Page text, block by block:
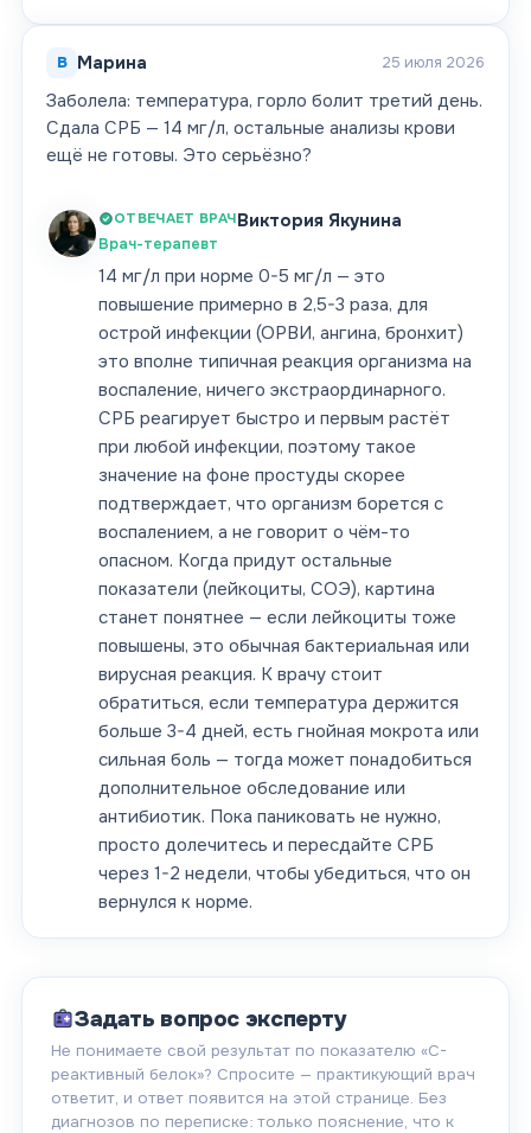
В Марина 25 июля 2026
Заболела: температура, горло болит третий день.
Сдала СРБ — 14 мг/л, остальные анализы крови
ещё не готовы. Это серьёзно?
ОТВЕЧАЕТ ВРАЧВиктория Якунина
Врач-терапевт
14 мг/л при норме 0-5 мг/л — это
повышение примерно в 2,5-3 раза, для
острой инфекции (ОРВИ, ангина, бронхит)
это вполне типичная реакция организма на
воспаление, ничего экстраординарного.
СРБ реагирует быстро и первым растёт
при любой инфекции, поэтому такое
значение на фоне простуды скорее
подтверждает, что организм борется с
воспалением, а не говорит о чём-то
опасном. Когда придут остальные
показатели (лейкоциты, СОЭ), картина
станет понятнее — если лейкоциты тоже
повышены, это обычная бактериальная или
вирусная реакция. К врачу стоит
обратиться, если температура держится
больше 3-4 дней, есть гнойная мокрота или
сильная боль — тогда может понадобиться
дополнительное обследование или
антибиотик. Пока паниковать не нужно,
просто долечитесь и пересдайте СРБ
через 1-2 недели, чтобы убедиться, что он
вернулся к норме.
Задать вопрос эксперту
Не понимаете свой результат по показателю «C-
реактивный белок»? Спросите — практикующий врач
ответит, и ответ появится на этой странице. Без
диагнозов по переписке: только пояснение, что к